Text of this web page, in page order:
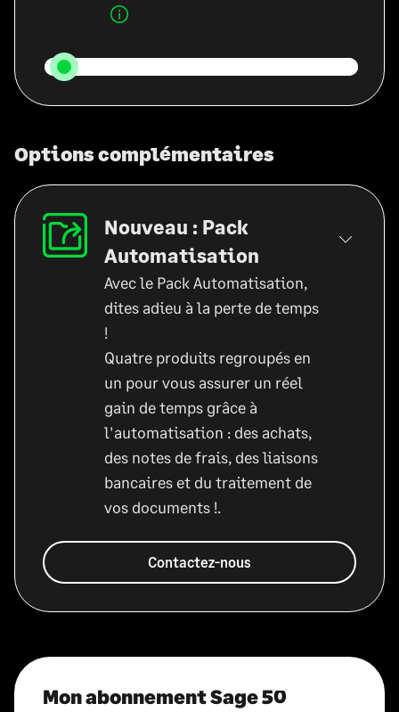
Options complémentaires
Nouveau : Pack
Automatisation
Avec le Pack Automatisation,
dites adieu à la perte de temps
!
Quatre produits regroupés en
un pour vous assurer un réel
gain de temps grâce à
l'automatisation : des achats,
des notes de frais, des liaisons
bancaires et du traitement de
vos documents !.
Contactez-nous
Mon abonnement Sage 50